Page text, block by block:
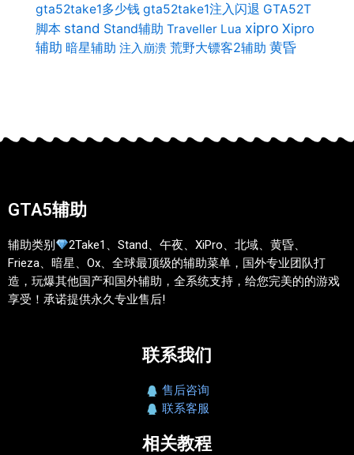
gta52take1多少钱 gta52take1注入闪退 GTA52T
脚本 stand Stand辅助 Traveller Lua xipro Xipro
辅助 暗星辅助 注入崩溃 荒野大镖客2辅助 黄昏
GTA5辅助
辅助类别
2Take1、Stand、午夜、XiPro、北域、黄昏、
Frieza、暗星、Ox、全球最顶级的辅助菜单，国外专业团队打
造，玩爆其他国产和国外辅助，全系统支持，给您完美的的游戏
享受！承诺提供永久专业售后!
联系我们
售后咨询
联系客服
相关教程